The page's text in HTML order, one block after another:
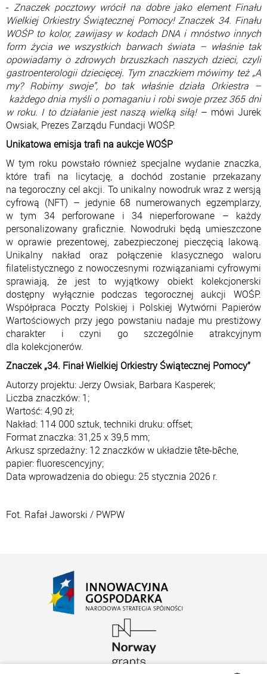
-Znaczek pocztowy wrócił na dobre jako element Finału
Wielkiej Orkiestry Świątecznej Pomocy! Znaczek 34. Finału
WOŚP to kolor, zawijasy w kodach DNA i mnóstwo innych
form życia we wszystkich barwach świata – właśnie tak
opowiadamy o zdrowych brzuszkach naszych dzieci, czyli
gastroenterologii dziecięcej. Tym znaczkiem mówimy też „A
my? Robimy swoje”, bo tak właśnie działa Orkiestra –
każdego dnia myśli o pomaganiu i robi swoje przez 365 dni
w roku. I to działanie jest naszą wielką siłą!– mówi Jurek
Owsiak, Prezes Zarządu Fundacji WOŚP.
Unikatowa emisja trafi na aukcje WOŚP
W tym roku powstało również specjalne wydanie znaczka,
które trafi na licytację, a dochód zostanie przekazany
na tegoroczny cel akcji. To unikalny nowodruk wraz z wersją
cyfrową (NFT) – jedynie 68 numerowanych egzemplarzy,
w tym 34 perforowane i 34 nieperforowane – każdy
personalizowany graficznie. Nowodruki będą umieszczone
w oprawie prezentowej, zabezpieczonej pieczęcią lakową.
Unikalny nakład oraz połączenie klasycznego waloru
filatelistycznego z nowoczesnymi rozwiązaniami cyfrowymi
sprawiają, że jest to wyjątkowy obiekt kolekcjonerski
dostępny wyłącznie podczas tegorocznej aukcji WOŚP.
Współpraca Poczty Polskiej i Polskiej Wytwórni Papierów
Wartościowych przy jego powstaniu nadaje mu prestiżowy
charakter i czyni go szczególnie atrakcyjnym
dla kolekcjonerów.
Znaczek „34. Finał Wielkiej Orkiestry Świątecznej Pomocy”
Autorzy projektu: Jerzy Owsiak, Barbara Kasperek;
Liczba znaczków: 1;
Wartość: 4,90 zł;
Nakład: 114 000 sztuk, techniki druku: offset;
Format znaczka: 31,25 x 39,5 mm;
Arkusz sprzedażny: 12 znaczków w układzie tête-bêche,
papier: fluorescencyjny;
Data wprowadzenia do obiegu: 25 stycznia 2026 r.
Fot. Rafał Jaworski / PWPW